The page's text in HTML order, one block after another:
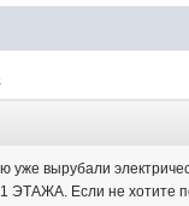
уже вырубали
Если не хотите